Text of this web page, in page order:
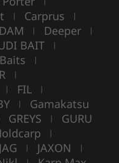
| Carprus |
DAM | Deeper |
BAIT |
|
|
| FIL |
| Gamakatsu
GREYS | GURU
|
JAG | JAXON |